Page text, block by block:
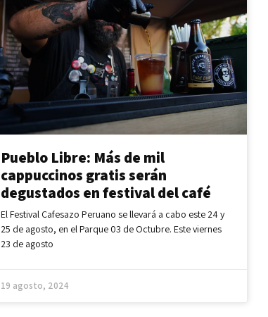
Pueblo Libre: Más de mil
cappuccinos gratis serán
degustados en festival del café
El Festival Cafesazo Peruano se llevará a cabo este 24 y
25 de agosto, en el Parque 03 de Octubre. Este viernes
23 de agosto
19 agosto, 2024